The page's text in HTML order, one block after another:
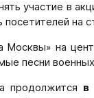
участие в
на
Москвы» на
песни
продолжится в